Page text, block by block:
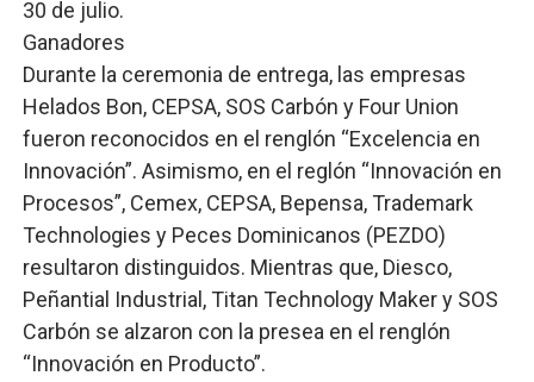
30 de julio.
Ganadores
Durante la ceremonia de entrega, las empresas
Helados Bon, CEPSA, SOS Carbón y Four Union
fueron reconocidos en el renglón “Excelencia en
Innovación”. Asimismo, en el reglón “Innovación en
Procesos”, Cemex, CEPSA, Bepensa, Trademark
Technologies y Peces Dominicanos (PEZDO)
resultaron distinguidos. Mientras que, Diesco,
Peñantial Industrial, Titan Technology Maker y SOS
Carbón se alzaron con la presea en el renglón
“Innovación en Producto”.